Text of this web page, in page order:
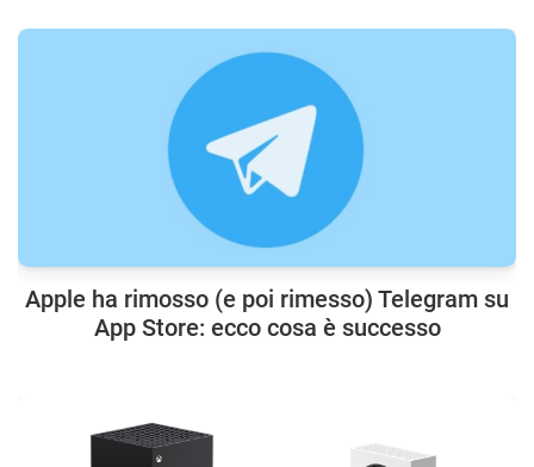
Apple ha rimosso (e poi rimesso) Telegram su
App Store: ecco cosa è successo